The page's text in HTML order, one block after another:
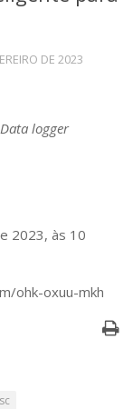
DE 2023
logger
2023, às 10
ohk-oxuu-mkh